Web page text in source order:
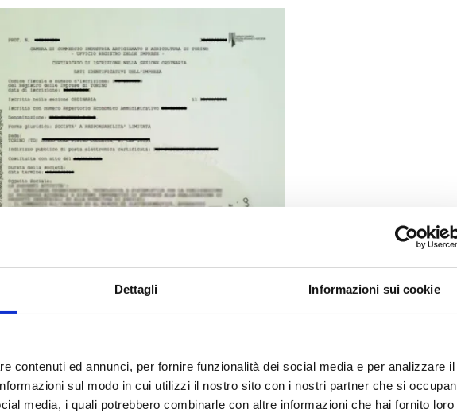
Dettagli Informazioni sui cookie
contenuti ed annunci, per fornire funzionalità dei social media e per analizzare il
sul modo in cui utilizzi il nostro sito con i nostri partner che si
media, i quali potrebbero combinarle con altre informazioni che hai fornito loro